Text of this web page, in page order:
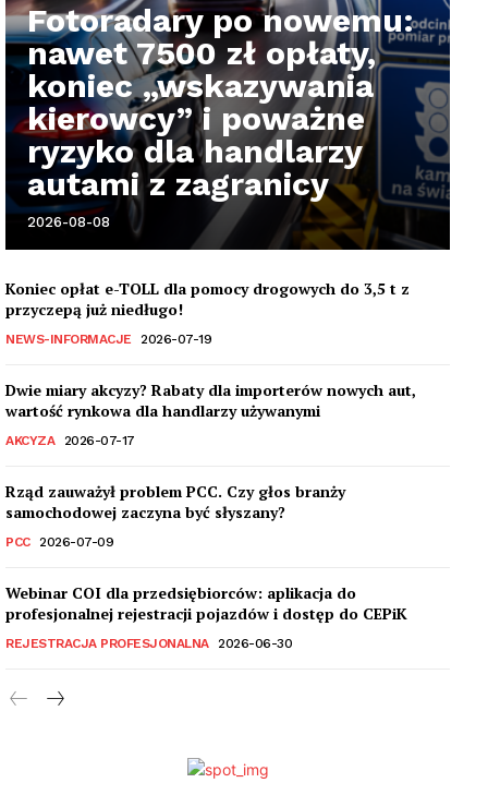
Fotoradary po nowemu:
nawet 7500 zł opłaty,
koniec „wskazywania
kierowcy” i poważne
ryzyko dla handlarzy
autami z zagranicy
2026-08-08
Koniec opłat e-TOLL dla pomocy drogowych do 3,5 t z
przyczepą już niedługo!
NEWS-INFORMACJE 2026-07-19
Dwie miary akcyzy? Rabaty dla importerów nowych aut,
wartość rynkowa dla handlarzy używanymi
AKCYZA 2026-07-17
Rząd zauważył problem PCC. Czy głos branży
samochodowej zaczyna być słyszany?
PCC 2026-07-09
Webinar COI dla przedsiębiorców: aplikacja do
profesjonalnej rejestracji pojazdów i dostęp do CEPiK
REJESTRACJA PROFESJONALNA 2026-06-30